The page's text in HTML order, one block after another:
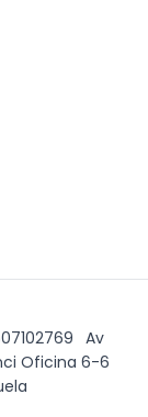
​ Av
Oficina 6-6